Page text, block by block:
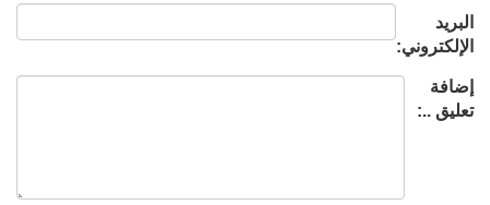
البريد
الإلكتروني:
إضافة
تعليق ..: